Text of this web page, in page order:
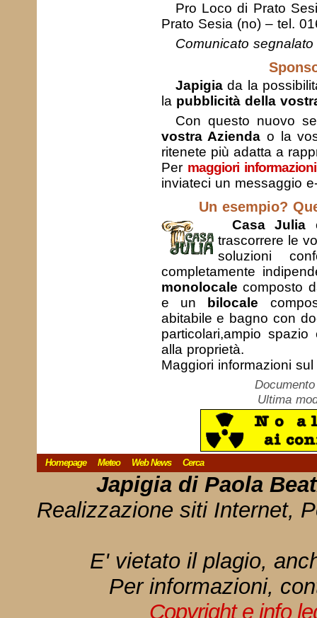
Pro Loco di Prato
Prato Sesia (no) – tel.
Comunicato
Japigiada la
la pubblicità della
Con questo nuovo
vostra Azienda o la
ritenete più adatta a
Per maggiori informazioni
inviateci un messaggio
Un esempio?
Casa Julia
trascorrere le
soluzioni
completamente
monolocale composto
e un
bilocale
abitabile e bagno con
particolari,ampio
alla proprietà.
Maggiori informazioni
Ultima
Homepage Meteo Web News Cerca
Japigia di Paola
Realizzazione siti Internet,
E' vietato il plagio,
Per informazioni,
Copyright e info